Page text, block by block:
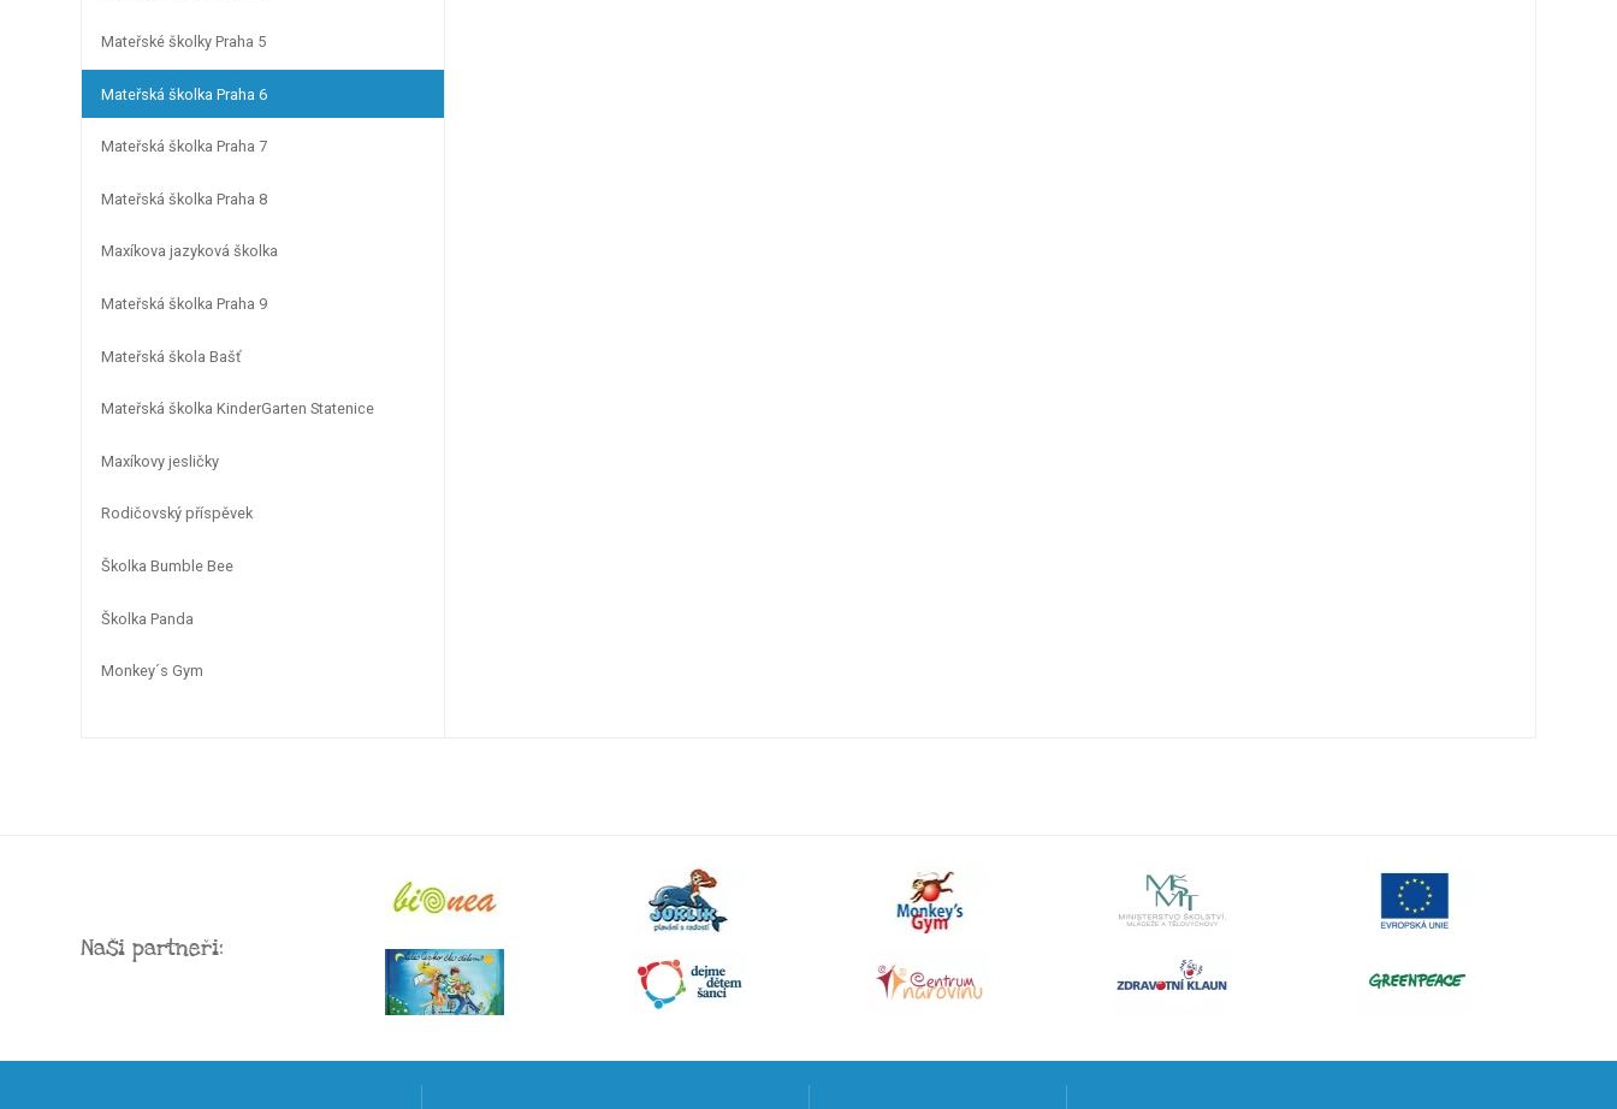
Mateřské školky Praha 5
Mateřská školka Praha 6
Mateřská školka Praha 7
Mateřská školka Praha 8
Maxíkova jazyková školka
Mateřská školka Praha 9
Mateřská škola Bašť
Mateřská školka KinderGarten Statenice
Maxíkovy jesličky
Rodičovský příspěvek
Školka Bumble Bee
Školka Panda
Monkey´s Gym
Naši partneři: